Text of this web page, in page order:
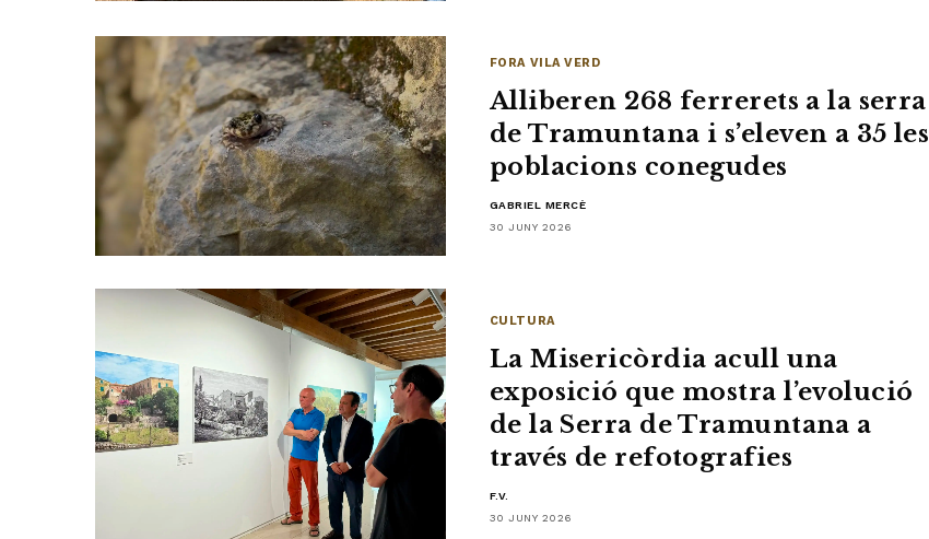
FORA VILA VERD
Alliberen 268 ferrerets a la serra
de Tramuntana i s’eleven a 35 les
poblacions conegudes
GABRIEL MERCÈ
30 JUNY 2026
CULTURA
La Misericòrdia acull una
exposició que mostra l’evolució
de la Serra de Tramuntana a
través de refotografies
F.V.
30 JUNY 2026